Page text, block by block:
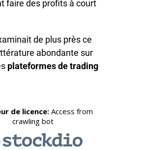
faire des profits à court
de plus près ce
abondante sur
plateformes de trading